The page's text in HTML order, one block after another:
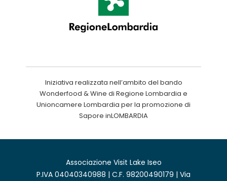
Iniziativa realizzata nell’ambito del bando
Wonderfood & Wine di Regione Lombardia e
Unioncamere Lombardia per la promozione di
Sapore inLOMBARDIA
Associazione Visit Lake Iseo
P.IVA 04040340988 | C.F. 98200490179 | Via